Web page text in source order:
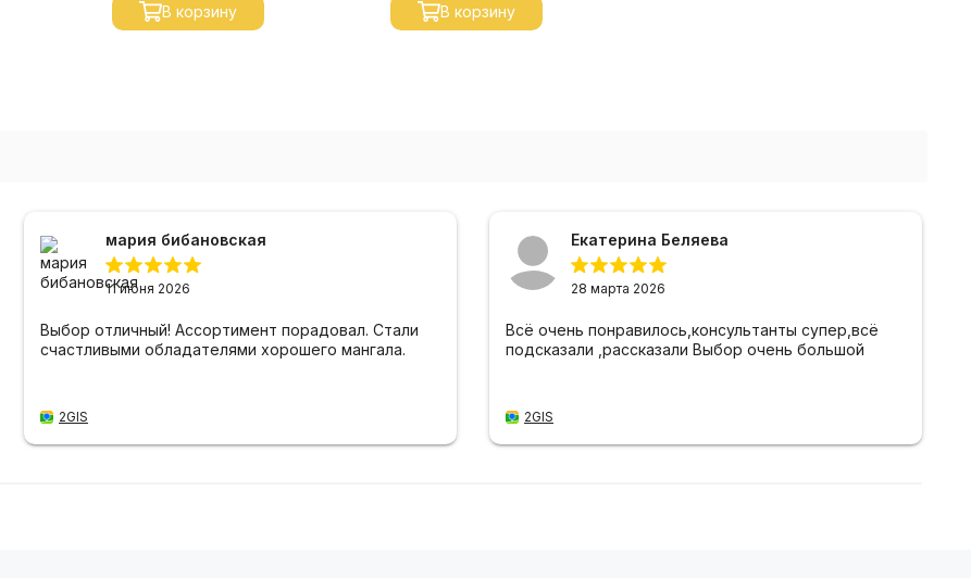
В корзину В корзину
мария бибановская
11 июня 2026
Выбор отличный! Ассортимент порадовал. Стали
счастливыми обладателями хорошего мангала.
2GIS
Екатерина Беляева
28 марта 2026
Всё очень понравилось,консультанты супер,всё
подсказали ,рассказали Выбор очень большой
2GIS